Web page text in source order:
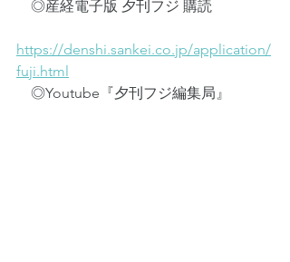
◎産経電子版 夕刊フジ 購読
https://denshi.sankei.co.jp/application/
fuji.html
◎Youtube『夕刊フジ編集局』